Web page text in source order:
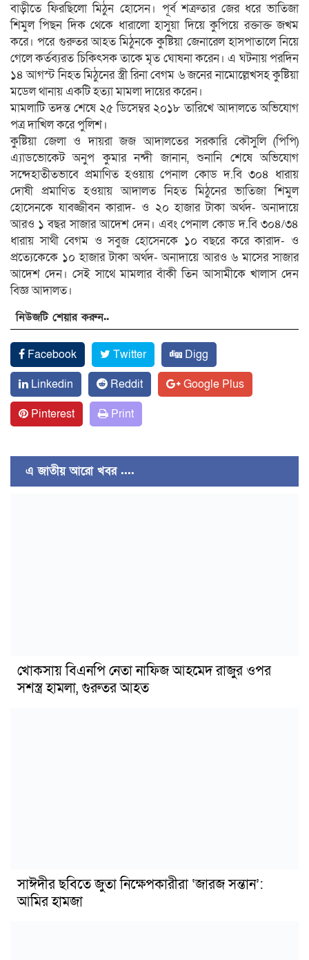
বাড়ীতে ফিরছিলো মিঠুন হোসেন। পূর্ব শত্রুতার জের ধরে ভাতিজা
শিমুল পিছন দিক থেকে ধারালো হাসুয়া দিয়ে কুপিয়ে রক্তাক্ত জখম
করে। পরে গুরুতর আহত মিঠুনকে কুষ্টিয়া জেনারেল হাসপাতালে নিয়ে
গেলে কর্তব্যরত চিকিৎসক তাকে মৃত ঘোষনা করেন। এ ঘটনায় পরদিন
১৪ আগস্ট নিহত মিঠুনের স্ত্রী রিনা বেগম ৬ জনের নামোল্লেখসহ কুষ্টিয়া
মডেল থানায় একটি হত্যা মামলা দায়ের করেন।
মামলাটি তদন্ত শেষে ২৫ ডিসেম্বর ২০১৮ তারিখে আদালতে অভিযোগ
পত্র দাখিল করে পুলিশ।
কুষ্টিয়া জেলা ও দায়রা জজ আদালতের সরকারি কৌসুলি (পিপি)
এ্যাডভোকেট অনুপ কুমার নন্দী জানান, শুনানি শেষে অভিযোগ
সন্দেহাতীতভাবে প্রমাণিত হওয়ায় পেনাল কোড দ.বি ৩০৪ ধারায়
দোষী প্রমাণিত হওয়ায় আদালত নিহত মিঠুনের ভাতিজা শিমুল
হোসেনকে যাবজ্জীবন কারাদ- ও ২০ হাজার টাকা অর্থদ- অনাদায়ে
আরও ১ বছর সাজার আদেশ দেন। এবং পেনাল কোড দ.বি ৩০৪/৩৪
ধারায় সাথী বেগম ও সবুজ হোসেনকে ১০ বছরে করে কারাদ- ও
প্রত্যেকেকে ১০ হাজার টাকা অর্থদ- অনাদায়ে আরও ৬ মাসের সাজার
আদেশ দেন। সেই সাথে মামলার বাঁকী তিন আসামীকে খালাস দেন
বিজ্ঞ আদালত।
নিউজটি শেয়ার করুন..
Facebook Twitter
Digg
Linkedin
Reddit
Google Plus
Pinterest
Print
এ জাতীয় আরো খবর ....
খোকসায় বিএনপি নেতা নাফিজ আহমেদ রাজুর ওপর
সশস্ত্র হামলা, গুরুতর আহত
সাঈদীর ছবিতে জুতা নিক্ষেপকারীরা ‘জারজ সন্তান’:
আমির হামজা